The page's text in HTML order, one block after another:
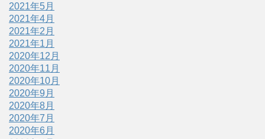
2021年5月
2021年4月
2021年2月
2021年1月
2020年12月
2020年11月
2020年10月
2020年9月
2020年8月
2020年7月
2020年6月